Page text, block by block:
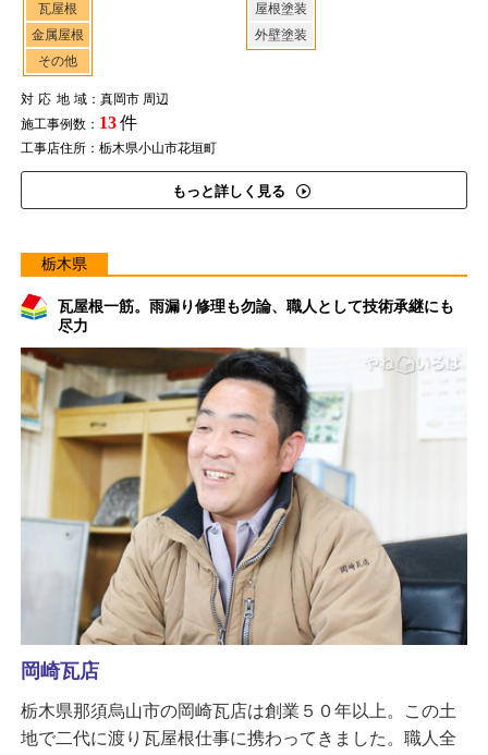
瓦屋根
金属屋根
その他
屋根塗装
外壁塗装
対応地域：真岡市 周辺
施工事例数： 13件
工事店住所：栃木県小山市花垣町
もっと詳しく見る
栃木県
瓦屋根一筋。雨漏り修理も勿論、職人として技術承継にも
尽力
岡崎瓦店
栃木県那須烏山市の岡崎瓦店は創業５０年以上。この土
地で二代に渡り瓦屋根仕事に携わってきました。職人全